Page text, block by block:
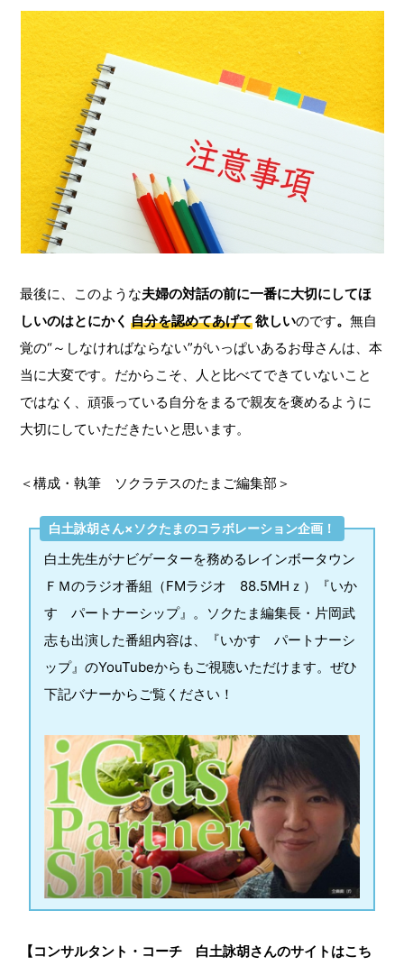
最後に、このような夫婦の対話の前に一番に大切にしてほ
しいのはとにかく 自分を認めてあげて欲しいのです。無自
覚の“～しなければならない”がいっぱいあるお母さんは、本
当に大変です。だからこそ、人と比べてできていないこと
ではなく、頑張っている自分をまるで親友を褒めるように
大切にしていただきたいと思います。
＜構成・執筆 ソクラテスのたまご編集部＞
白土詠胡さん×ソクたまのコラボレーション企画！
白土先生がナビゲーターを務めるレインボータウン
ＦＭのラジオ番組（FMラジオ 88.5MHｚ）『いか
す パートナーシップ』。ソクたま編集長・片岡武
志も出演した番組内容は、『いかす パートナーシ
ップ』のYouTubeからもご視聴いただけます。ぜひ
下記バナーからご覧ください！
【コンサルタント・コーチ 白土詠胡さんのサイトはこち